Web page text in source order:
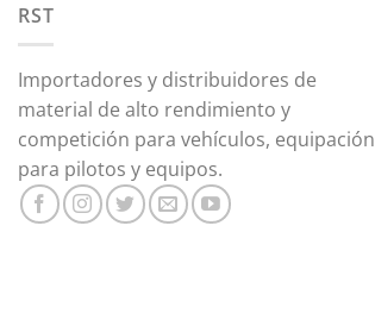
RST
Importadores y distribuidores de
material de alto rendimiento y
competición para vehículos, equipación
para pilotos y equipos.